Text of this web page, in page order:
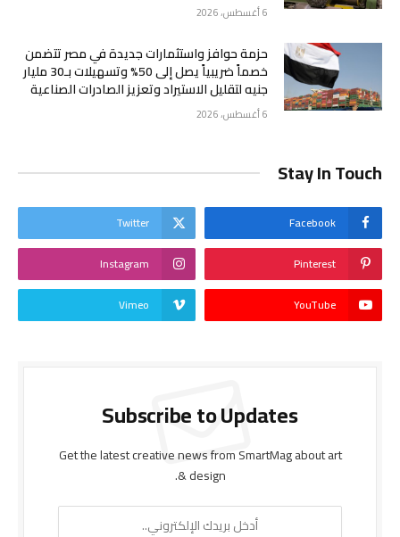
6 أغسطس، 2026
حزمة حوافز واستثمارات جديدة في مصر تتضمن
خصماً ضريبياً يصل إلى 50% وتسهيلات بـ30 مليار
جنيه لتقليل الاستيراد وتعزيز الصادرات الصناعية
6 أغسطس، 2026
Stay In Touch
Facebook
Twitter
Pinterest
Instagram
YouTube
Vimeo
Subscribe to Updates
Get the latest creative news from SmartMag about art
& design.